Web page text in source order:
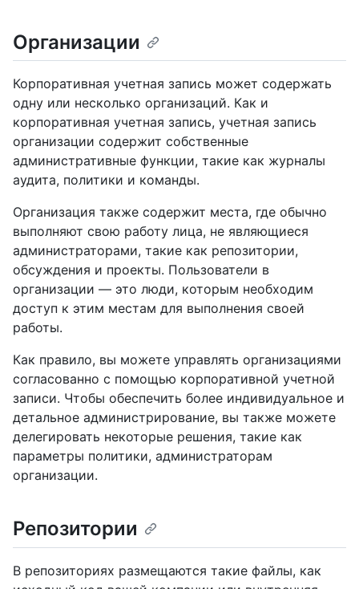
Организации
Корпоративная учетная запись может содержать
одну или несколько организаций. Как и
корпоративная учетная запись, учетная запись
организации содержит собственные
административные функции, такие как журналы
аудита, политики и команды.
Организация также содержит места, где обычно
выполняют свою работу лица, не являющиеся
администраторами, такие как репозитории,
обсуждения и проекты. Пользователи в
организации — это люди, которым необходим
доступ к этим местам для выполнения своей
работы.
Как правило, вы можете управлять организациями
согласованно с помощью корпоративной учетной
записи. Чтобы обеспечить более индивидуальное и
детальное администрирование, вы также можете
делегировать некоторые решения, такие как
параметры политики, администраторам
организации.
Репозитории
В репозиториях размещаются такие файлы, как